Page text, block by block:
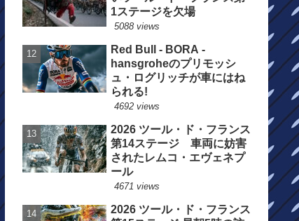
1ステージを欠場
5088 views
Red Bull - BORA -
hansgroheのプリモッシ
ュ・ログリッチが車にはね
られる!
4692 views
2026 ツール・ド・フランス
第14ステージ 車両に妨害
されたレムコ・エヴェネプ
ール
4671 views
2026 ツール・ド・フランス